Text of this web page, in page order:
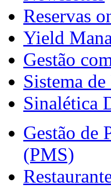
Reservas
Yield
Gestão
Sistema
Sinalética
Gestão de
(PMS)